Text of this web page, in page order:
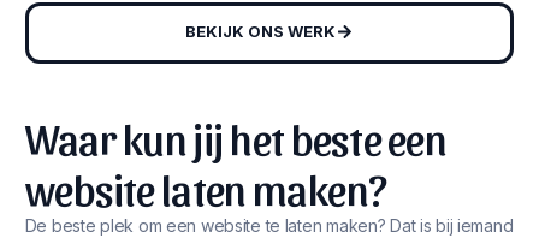
BEKIJK ONS WERK
Waar kun jij het beste een
website laten maken?
De beste plek om een website te laten maken? Dat is bij iemand